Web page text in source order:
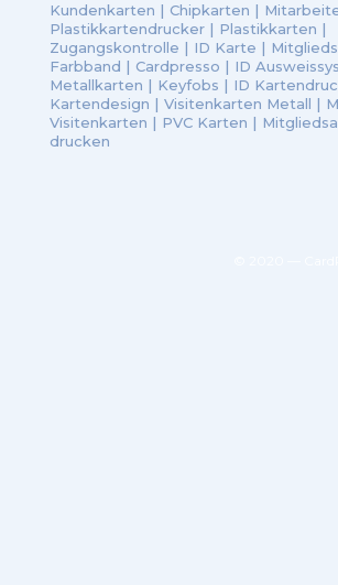
Kundenkarten | Chipkarten |
Plastikkartendrucker| Plastikkarten |
Zugangskontrolle | ID Karte |
Farbband | Cardpresso | ID
Metallkarten | Keyfobs | ID
Kartendesign | Visitenkarten Metall |
Visitenkarten | PVC Karten |
drucken